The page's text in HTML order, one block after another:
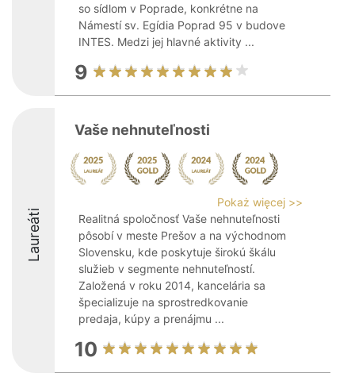
so sídlom v Poprade, konkrétne na
Námestí sv. Egídia Poprad 95 v budove
INTES. Medzi jej hlavné aktivity ...
9
Laureáti
Vaše nehnuteľnosti
Pokaż więcej >>
Realitná spoločnosť Vaše nehnuteľnosti
pôsobí v meste Prešov a na východnom
Slovensku, kde poskytuje širokú škálu
služieb v segmente nehnuteľností.
Založená v roku 2014, kancelária sa
špecializuje na sprostredkovanie
predaja, kúpy a prenájmu ...
10